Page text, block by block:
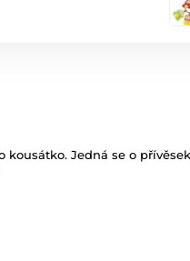
Jedná se o